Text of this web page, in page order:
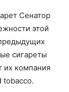
Сенатор
этой
сигареты
их компания
tobacco.